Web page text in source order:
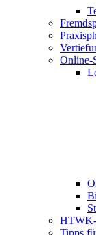
Online-
Tipps